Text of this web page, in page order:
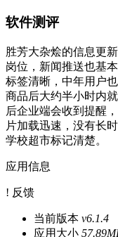
软件测评
胜芳大杂烩的信息更
岗位，新闻推送也基
标签清晰，中年用户
商品后大约半小时内
后企业端会收到提醒
片加载迅速，没有长
学校超市标记清楚。
应用信息
! 反馈
当前版本 v6.1.4
应用大小